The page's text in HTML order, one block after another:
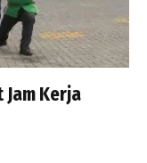
Kerja